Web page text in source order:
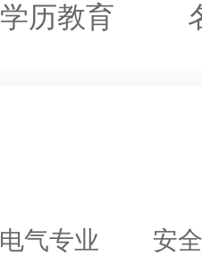
学历教育
电气专业 安